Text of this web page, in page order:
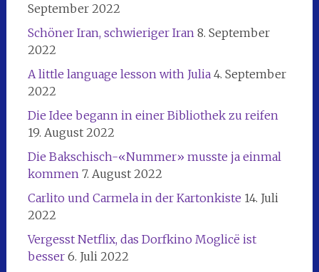
September 2022
Schöner Iran, schwieriger Iran 8. September
2022
A little language lesson with Julia 4. September
2022
Die Idee begann in einer Bibliothek zu reifen
19. August 2022
Die Bakschisch-«Nummer» musste ja einmal
kommen 7. August 2022
Carlito und Carmela in der Kartonkiste 14. Juli
2022
Vergesst Netflix, das Dorfkino Moglicë ist
besser 6. Juli 2022